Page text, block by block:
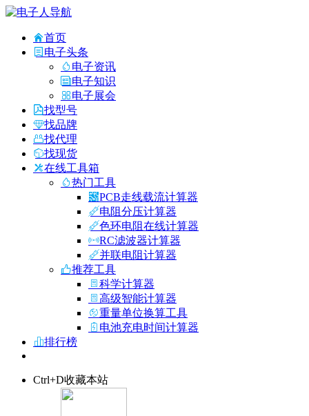
首页
电子头条
电子资讯
电子知识
电子展会
找型号
找品牌
找代理
找现货
在线工具箱
热门工具
PCB走线载流计算器
电阻分压计算器
色环电阻在线计算器
RC滤波器计算器
并联电阻计算器
推荐工具
科学计算器
高级智能计算器
重量单位换算工具
电池充电时间计算器
排行榜
Ctrl+D收藏本站